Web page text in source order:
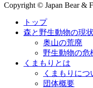
Copyright © Japan Bear &
トップ
森と野生動物の現状
奥山の荒廃
野生動物の危
くまもりとは
くまもりにつ
団体概要